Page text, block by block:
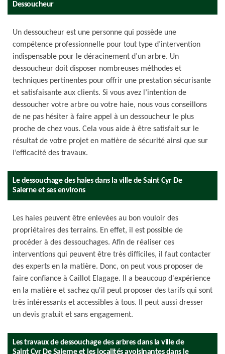
Dessoucheur
Un dessoucheur est une personne qui possède une
compétence professionnelle pour tout type d’intervention
indispensable pour le déracinement d’un arbre. Un
dessoucheur doit disposer nombreuses méthodes et
techniques pertinentes pour offrir une prestation sécurisante
et satisfaisante aux clients. Si vous avez l’intention de
dessoucher votre arbre ou votre haie, nous vous conseillons
de ne pas hésiter à faire appel à un dessoucheur le plus
proche de chez vous. Cela vous aide à être satisfait sur le
résultat de votre projet en matière de sécurité ainsi que sur
l’efficacité des travaux.
Le dessouchage des haies dans la ville de Saint Cyr De
Salerne et ses environs
Les haies peuvent être enlevées au bon vouloir des
propriétaires des terrains. En effet, il est possible de
procéder à des dessouchages. Afin de réaliser ces
interventions qui peuvent être très difficiles, il faut contacter
des experts en la matière. Donc, on peut vous proposer de
faire confiance à Caillot Elagage. Il a beaucoup d'expérience
en la matière et sachez qu'il peut proposer des tarifs qui sont
très intéressants et accessibles à tous. Il peut aussi dresser
un devis gratuit et sans engagement.
Les travaux de dessouchage des arbres dans la ville de
Saint Cyr De Salerne et les localités avoisinantes dans le